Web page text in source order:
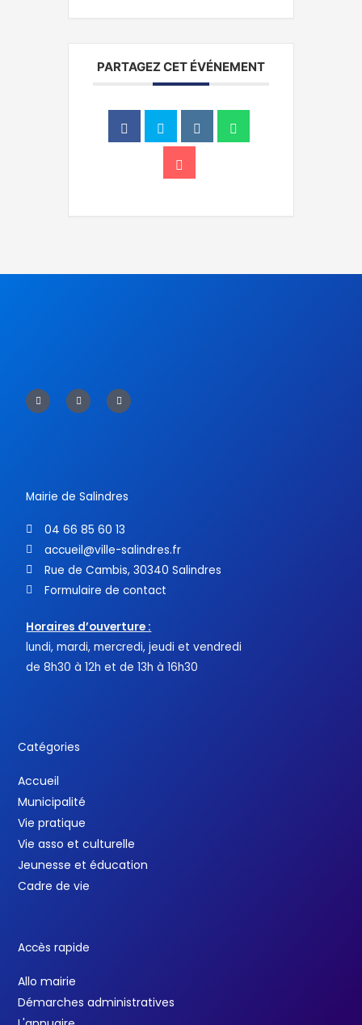
PARTAGEZ CET ÉVÉNEMENT
a
c
e
w
i
t
o
u
t
Mairie de Salindres
04 66 85 60 13
accueil@ville-salindres.fr
Rue de Cambis, 30340 Salindres
Formulaire de contact
Horaires d’ouverture :
lundi, mardi, mercredi, jeudi et vendredi
de 8h30 à 12h et de 13h à 16h30
Catégories
Accueil
Municipalité
Vie pratique
Vie asso et culturelle
Jeunesse et éducation
Cadre de vie
Accès rapide
Allo mairie
Démarches administratives